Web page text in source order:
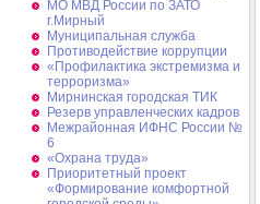
МО МВД России по ЗАТО
г.Мирный
Муниципальная cлужба
Противодействие коррупции
«Профилактика экстремизма и
терроризма»
Мирнинская городская ТИК
Резерв управленческих кадров
Межрайонная ИФНС России №
6
«Охрана труда»
Приоритетный проект
«Формирование комфортной